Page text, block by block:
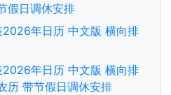
假日调休安排
年日历 中文版 横向排
年日历 中文版 横向排
历 带节假日调休安排